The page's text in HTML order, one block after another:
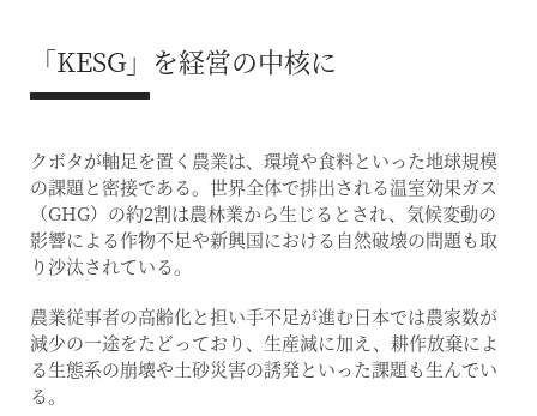
「KESG」を経営の中核に
クボタが軸足を置く農業は、環境や食料といった地球規模
の課題と密接である。世界全体で排出される温室効果ガス
（GHG）の約2割は農林業から生じるとされ、気候変動の
影響による作物不足や新興国における自然破壊の問題も取
り沙汰されている。
農業従事者の高齢化と担い手不足が進む日本では農家数が
減少の一途をたどっており、生産減に加え、耕作放棄によ
る生態系の崩壊や土砂災害の誘発といった課題も生んでい
る。